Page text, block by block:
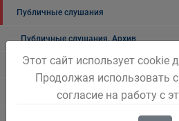
Публичные слушания
Публичные слушания. Архив
Проекты документов
Общественные, национальные и
Этот сайт использует cookie
Продолжая использовать
согласие на работу с